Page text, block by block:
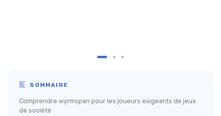
SOMMAIRE
Comprendre wyrmspan pour les joueurs exigeants de jeux
de société